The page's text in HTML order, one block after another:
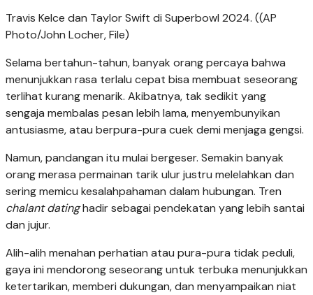
Travis Kelce dan Taylor Swift di Superbowl 2024. ((AP
Photo/John Locher, File)
Selama bertahun-tahun, banyak orang percaya bahwa
menunjukkan rasa terlalu cepat bisa membuat seseorang
terlihat kurang menarik. Akibatnya, tak sedikit yang
sengaja membalas pesan lebih lama, menyembunyikan
antusiasme, atau berpura-pura cuek demi menjaga gengsi.
Namun, pandangan itu mulai bergeser. Semakin banyak
orang merasa permainan tarik ulur justru melelahkan dan
sering memicu kesalahpahaman dalam hubungan. Tren
chalant datinghadir sebagai pendekatan yang lebih santai
dan jujur.
Alih-alih menahan perhatian atau pura-pura tidak peduli,
gaya ini mendorong seseorang untuk terbuka menunjukkan
ketertarikan, memberi dukungan, dan menyampaikan niat